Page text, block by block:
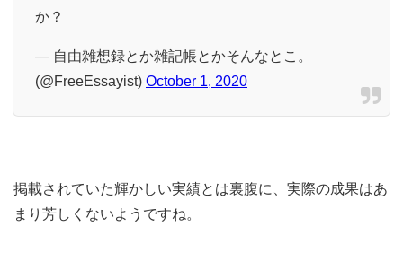
か？
— 自由雑想録とか雑記帳とかそんなとこ。
(@FreeEssayist) October 1, 2020
掲載されていた輝かしい実績とは裏腹に、実際の成果はあ
まり芳しくないようですね。